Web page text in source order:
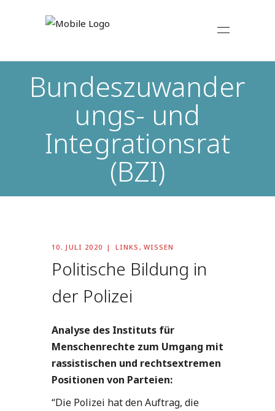
Bundeszuwander
ungs- und
Integrationsrat
(BZI)
10. JULI 2020 LINKS , WISSEN
Politische Bildung in
der Polizei
Analyse des Instituts für
Menschenrechte zum Umgang mit
rassistischen und rechtsextremen
Positionen von Parteien:
“Die Polizei hat den Auftrag, die